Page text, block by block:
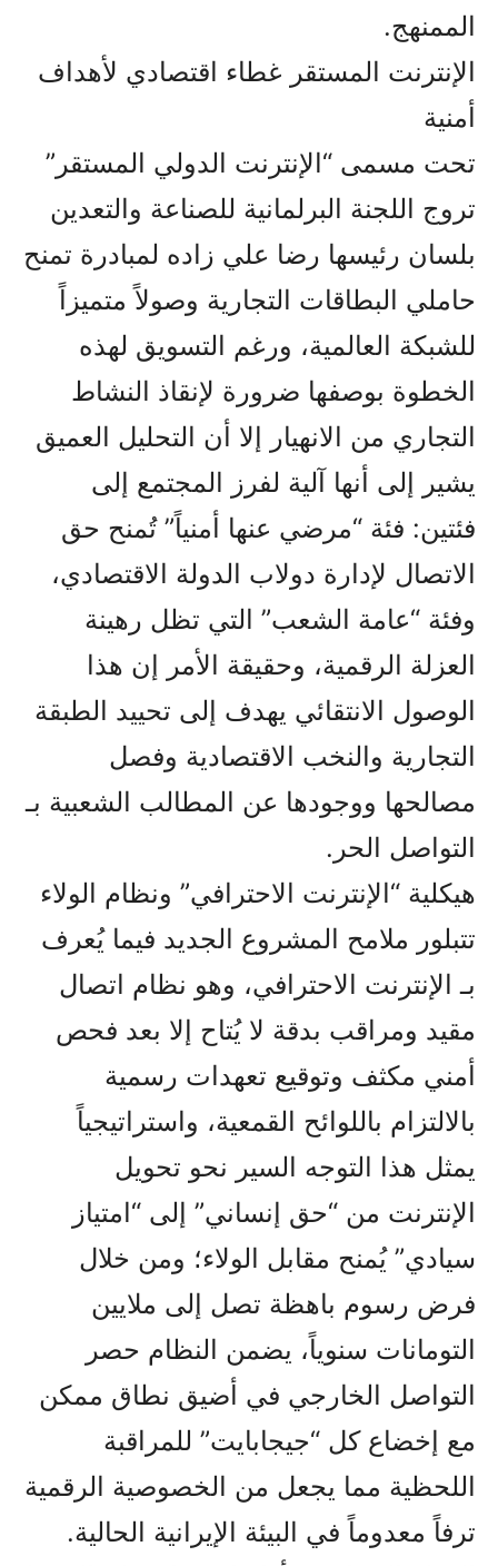
الممنهج.
الإنترنت المستقر غطاء اقتصادي لأهداف
أمنية
تحت مسمى “الإنترنت الدولي المستقر”
تروج اللجنة البرلمانية للصناعة والتعدين
بلسان رئيسها رضا علي زاده لمبادرة تمنح
حاملي البطاقات التجارية وصولاً متميزاً
للشبكة العالمية، ورغم التسويق لهذه
الخطوة بوصفها ضرورة لإنقاذ النشاط
التجاري من الانهيار إلا أن التحليل العميق
يشير إلى أنها آلية لفرز المجتمع إلى
فئتين: فئة “مرضي عنها أمنياً” تُمنح حق
الاتصال لإدارة دولاب الدولة الاقتصادي،
وفئة “عامة الشعب” التي تظل رهينة
العزلة الرقمية، وحقيقة الأمر إن هذا
الوصول الانتقائي يهدف إلى تحييد الطبقة
التجارية والنخب الاقتصادية وفصل
مصالحها ووجودها عن المطالب الشعبية بـ
التواصل الحر.
هيكلية “الإنترنت الاحترافي” ونظام الولاء
تتبلور ملامح المشروع الجديد فيما يُعرف
بـ الإنترنت الاحترافي، وهو نظام اتصال
مقيد ومراقب بدقة لا يُتاح إلا بعد فحص
أمني مكثف وتوقيع تعهدات رسمية
بالالتزام باللوائح القمعية، واستراتيجياً
يمثل هذا التوجه السير نحو تحويل
الإنترنت من “حق إنساني” إلى “امتياز
سيادي” يُمنح مقابل الولاء؛ ومن خلال
فرض رسوم باهظة تصل إلى ملايين
التومانات سنوياً، يضمن النظام حصر
التواصل الخارجي في أضيق نطاق ممكن
مع إخضاع كل “جيجابايت” للمراقبة
اللحظية مما يجعل من الخصوصية الرقمية
ترفاً معدوماً في البيئة الإيرانية الحالية.